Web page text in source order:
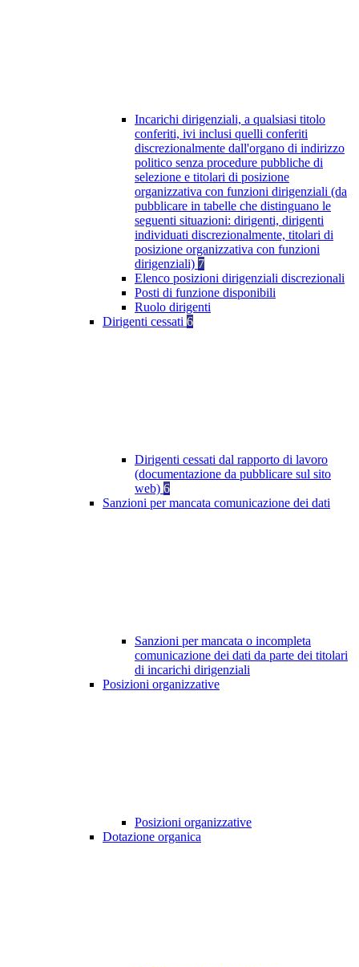
Incarichi dirigenziali, a qualsiasi titolo
conferiti, ivi inclusi quelli conferiti
discrezionalmente dall'organo di indirizzo
politico senza procedure pubbliche di
selezione e titolari di posizione
organizzativa con funzioni dirigenziali (da
pubblicare in tabelle che distinguano le
seguenti situazioni: dirigenti, dirigenti
individuati discrezionalmente, titolari di
posizione organizzativa con funzioni
dirigenziali) 7
Elenco posizioni dirigenziali discrezionali
Posti di funzione disponibili
Ruolo dirigenti
Dirigenti cessati 6
Dirigenti cessati dal rapporto di lavoro
(documentazione da pubblicare sul sito
web) 6
Sanzioni per mancata comunicazione dei dati
Sanzioni per mancata o incompleta
comunicazione dei dati da parte dei titolari
di incarichi dirigenziali
Posizioni organizzative
Posizioni organizzative
Dotazione organica